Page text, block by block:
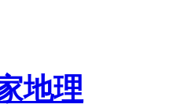
地理